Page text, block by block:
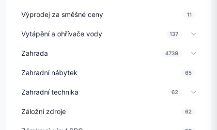
Výprodej za směšné ceny 11
Vytápění a ohřívače vody 137
Zahrada 4739
Zahradní nábytek 65
Zahradní technika 62
Záložní zdroje 62